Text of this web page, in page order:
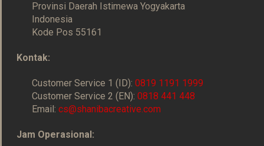
Provinsi Daerah Istimewa Yogyakarta
Indonesia
Kode Pos 55161
Kontak:
Customer Service 1 (ID):0819 1191 1999
Customer Service 2 (EN):0818 441 448
Email:cs@shanibacreative.com
Jam Operasional: